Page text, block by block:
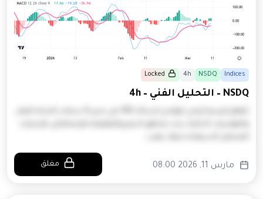
Indices
NSDQ
4h
Locked
NSDQ – التحليل الفني – 4h
مارس 11, 2026 08:00 مغلق